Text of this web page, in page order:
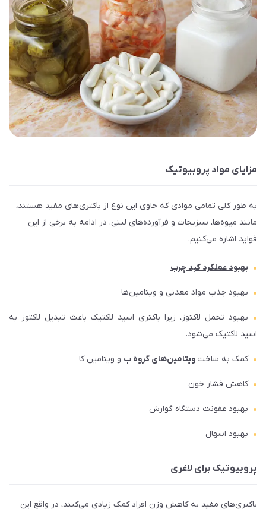
مزایای مواد پروبیوتیک
به طور کلی تمامی موادی که حاوی این نوع از باکتری‌های مفید هستند،
مانند میوه‌ها، سبزیجات و فرآورده‌های لبنی. در ادامه به برخی از این
فواید اشاره می‌کنیم.
بهبود عملکرد کبد چرب
بهبود جذب مواد معدنی و ویتامین‌ها
بهبود تحمل لاکتوز، زیرا باکتری اسید لاکتیک باعث تبدیل لاکتوز به
اسید لاکتیک می‌شود.
کمک به ساختویتامین‌های گروه ب و ویتامین کا
کاهش فشار خون
بهبود عفونت دستگاه گوارش
بهبود اسهال
پروبیوتیک برای لاغری
باکتری‌های مفید به کاهش وزن افراد کمک زیادی می‌کنند، در واقع این